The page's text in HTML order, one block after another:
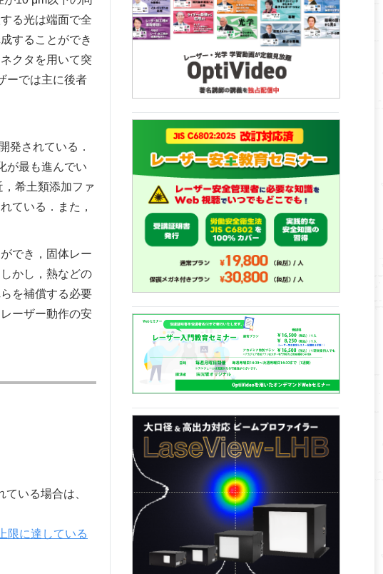
る光は端面で全
することができ
クタを用いて突
ーでは主に後者
発されている．
が最も進んでい
希土類添加ファ
ている．また，
でき，固体レー
かし，熱などの
を補償する必要
ーザー動作の安
ている場合は、
限に達している